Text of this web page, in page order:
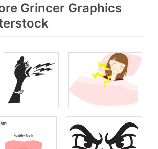
Grincer Graphics